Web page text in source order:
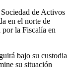
de Activos
en el norte de
la Fiscalía en
bajo su custodia
su situación